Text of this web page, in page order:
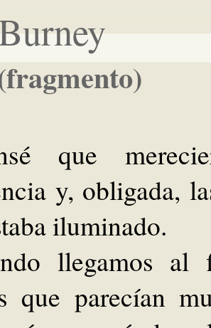
que
y, obligada,
iluminado.
llegamos
que parecían